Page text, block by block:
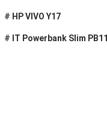
# HP VIVO Y17
# IT Powerbank Slim PB11